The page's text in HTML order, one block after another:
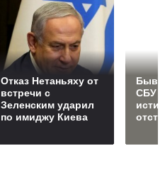
Отказ Нетаньяху от
встречи с
Зеленским ударил
по имиджу Киева
СБУ